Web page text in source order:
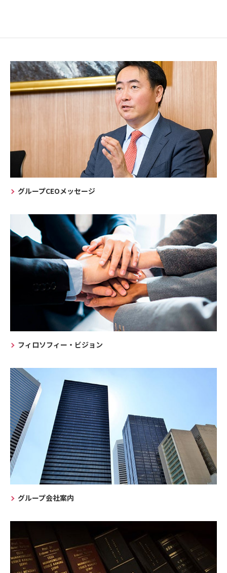
グループCEOメッセージ
フィロソフィー・ビジョン
グループ会社案内